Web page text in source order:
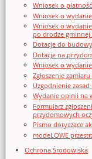
Wniosek o
Wniosek o
Wniosek o
po drodze
Dotacje do
Dotacje na
Wniosek o
Zgłoszenie
Uzgodnienie
Wydanie opinii na
Formularz
przydomowych
Pismo dotyczące
modeLOWE
Ochrona Środowiska